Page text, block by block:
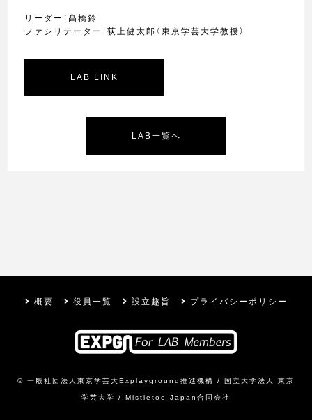
リーダー：髙橋鈴
ファシリテーター：荻上健太郎（東京学芸大学教授）
LAB LINK
LAB一覧へ
概要 役員一覧 設立趣旨 プライバシーポリシー
© 一般社団法人東京学芸大Explayground推進機構 / 国立大学法人 東京
学芸大学 / Mistletoe Japan合同会社